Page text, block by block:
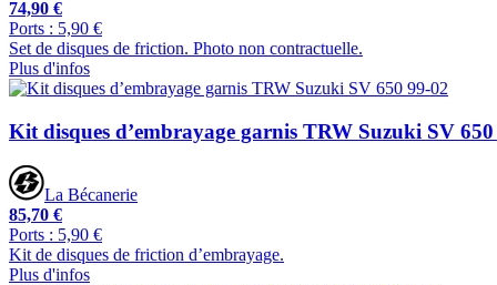
74,90 €
Ports : 5,90 €
Set de disques de friction. Photo non contractuelle.
Plus d'infos
Kit disques d’embrayage garnis TRW Suzuki SV 650
La Bécanerie
85,70 €
Ports : 5,90 €
Kit de disques de friction d’embrayage.
Plus d'infos